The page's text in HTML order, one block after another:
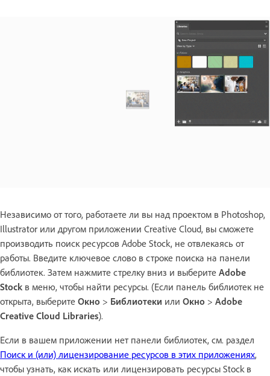
Независимо от того, работаете ли вы над проектом в Photoshop,
Illustrator или другом приложении Creative Cloud, вы сможете
производить поиск ресурсов Adobe Stock, не отвлекаясь от
работы. Введите ключевое слово в строке поиска на панели
библиотек. Затем нажмите стрелку вниз и выберите Adobe
Stock в меню, чтобы найти ресурсы. (Если панель библиотек не
открыта, выберите Окно > Библиотеки или Окно > Adobe
Creative Cloud Libraries).
Если в вашем приложении нет панели библиотек, см. раздел
Поиск и (или) лицензирование ресурсов в этих приложениях,
чтобы узнать, как искать или лицензировать ресурсы Stock в